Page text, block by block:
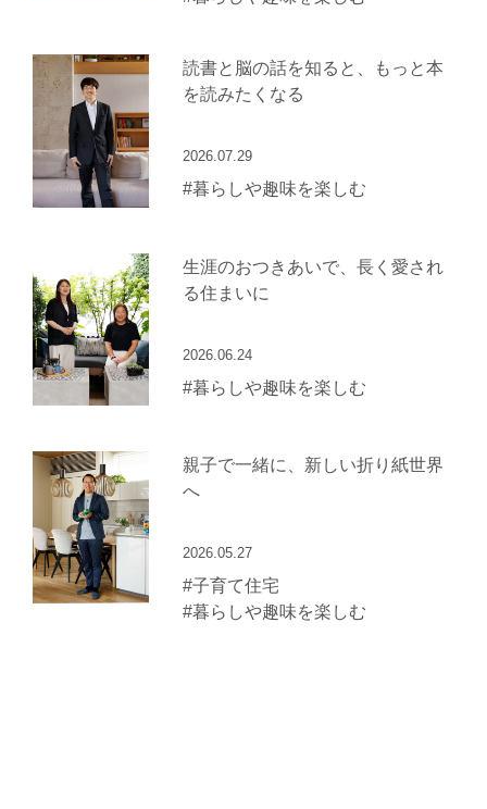
読書と脳の話を知ると、もっと本
を読みたくなる
2026.07.29
#暮らしや趣味を楽しむ
生涯のおつきあいで、長く愛され
る住まいに
2026.06.24
#暮らしや趣味を楽しむ
親子で一緒に、新しい折り紙世界
へ
2026.05.27
#子育て住宅
#暮らしや趣味を楽しむ